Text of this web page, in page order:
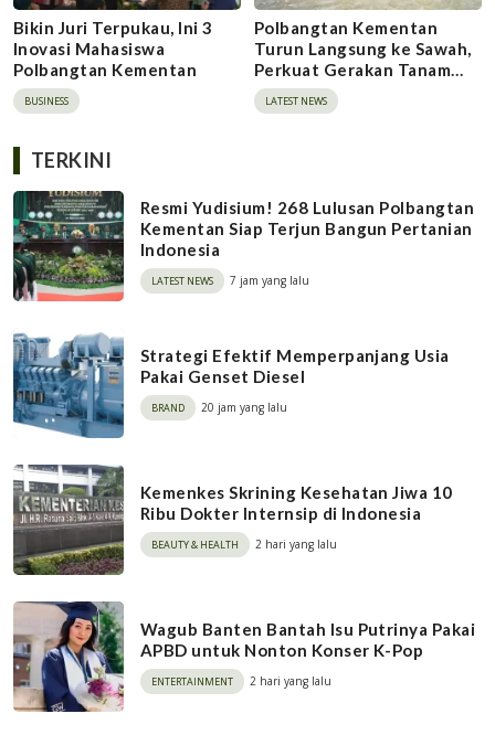
Bikin Juri Terpukau, Ini 3
Inovasi Mahasiswa
Polbangtan Kementan
BUSINESS
Polbangtan Kementan
Turun Langsung ke Sawah,
Perkuat Gerakan Tanam
Serempak Demi
Swasembada Pangan
LATEST NEWS
TERKINI
Resmi Yudisium! 268 Lulusan Polbangtan
Kementan Siap Terjun Bangun Pertanian
Indonesia
LATEST NEWS 7 jam yang lalu
Strategi Efektif Memperpanjang Usia
Pakai Genset Diesel
BRAND 20 jam yang lalu
Kemenkes Skrining Kesehatan Jiwa 10
Ribu Dokter Internsip di Indonesia
BEAUTY & HEALTH 2 hari yang lalu
Wagub Banten Bantah Isu Putrinya Pakai
APBD untuk Nonton Konser K-Pop
ENTERTAINMENT 2 hari yang lalu